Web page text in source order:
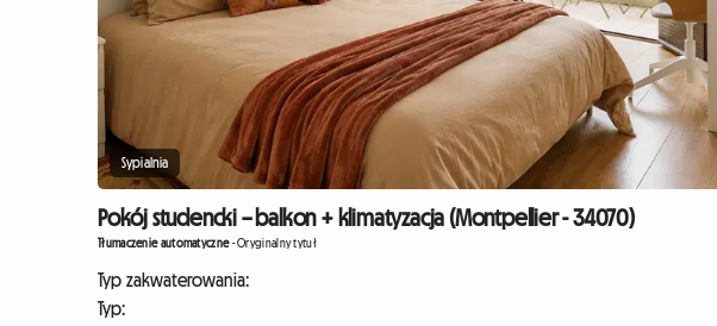
Sypialnia
Pokój studencki – balkon + klimatyzacja (Montpellier - 34070)
Tłumaczenie automatyczne-Oryginalny tytuł
Typ zakwaterowania:
Typ: